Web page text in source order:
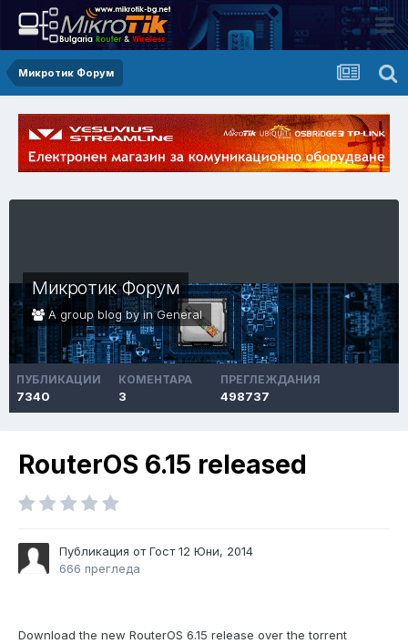
Микротик Форум
Микротик Форум
A group blog by inGeneral
ПУБЛИКАЦИИ
7340
КОМЕНТАРА
3
ПРЕГЛЕЖДАНИЯ
498737
RouterOS 6.15 released
Публикация от Гост12 Юни, 2014
666 прегледа
Download the new RouterOS 6.15 release over the torrent